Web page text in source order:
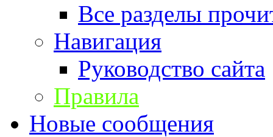
Все разделы
Навигация
Руководство сайта
Правила
Новые сообщения